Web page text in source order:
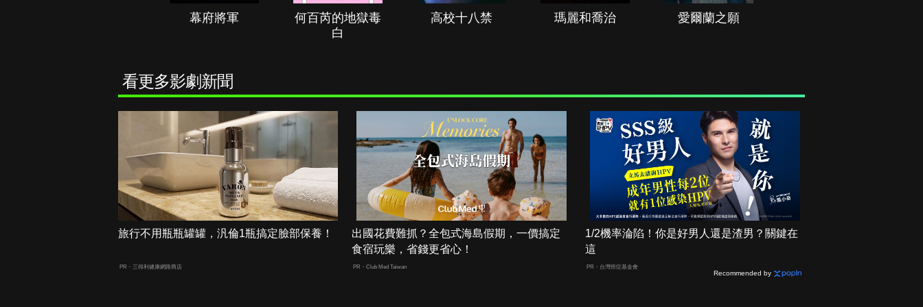
幕府將軍
何百芮的地獄毒
白
高校十八禁 瑪麗和喬治 愛爾蘭之願
看更多影劇新聞
旅行不用瓶瓶罐罐，汎倫1瓶搞定臉部保養！
PR・三得利健康網路商店
出國花費難抓？全包式海島假期，一價搞定
食宿玩樂，省錢更省心！
PR・Club Med Taiwan
1/2機率淪陷！你是好男人還是渣男？關鍵在
這
PR・台灣癌症基金會
Recommended by